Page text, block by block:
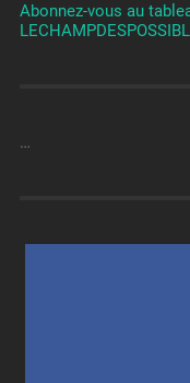
Abonnez-vous au
…